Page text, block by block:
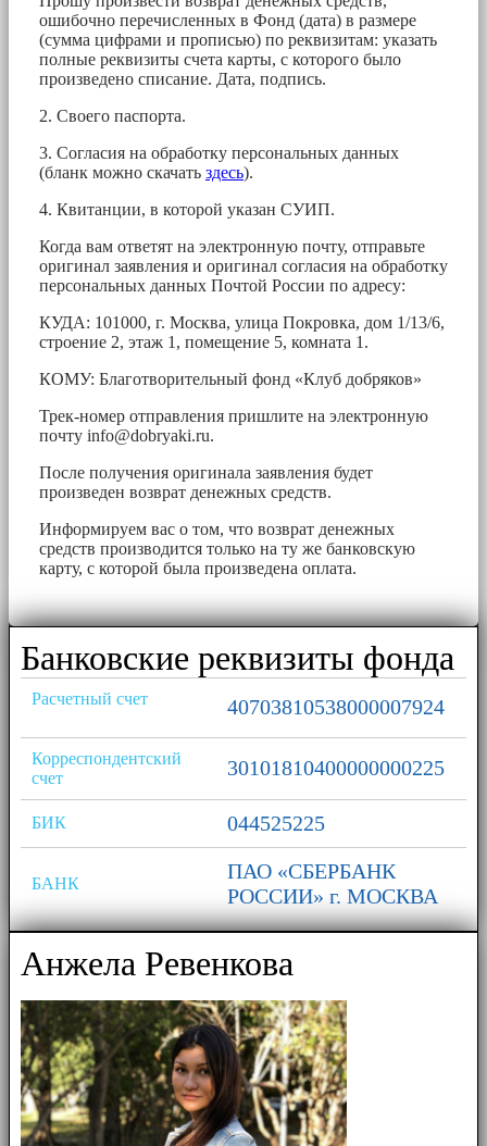
ошибочно перечисленных в Фонд (дата) в размере
(сумма цифрами и прописью) по реквизитам: указать
полные реквизиты счета карты, с которого было
произведено списание. Дата, подпись.
2. Своего паспорта.
3. Согласия на обработку персональных данных
(бланк можно скачать здесь).
4. Квитанции, в которой указан СУИП.
Когда вам ответят на электронную почту, отправьте
оригинал заявления и оригинал согласия на обработку
персональных данных Почтой России по адресу:
КУДА: 101000, г. Москва, улица Покровка, дом 1/13/6,
строение 2, этаж 1, помещение 5, комната 1.
КОМУ: Благотворительный фонд «Клуб добряков»
Трек-номер отправления пришлите на электронную
почту info@dobryaki.ru.
После получения оригинала заявления будет
произведен возврат денежных средств.
Информируем вас о том, что возврат денежных
средств производится только на ту же банковскую
карту, с которой была произведена оплата.
Банковские реквизиты фонда
Расчетный счет 40703810538000007924
Корреспондентский
счет
30101810400000000225
БИК 044525225
БАНК
ПАО «СБЕРБАНК
РОССИИ» г. МОСКВА
Анжела Ревенкова